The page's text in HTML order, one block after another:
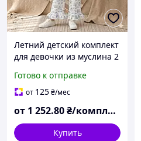
Летний детский комплект
для девочки из муслина 2
Готово к отправке
от 125₴/мес
от 1 252.80₴/комплект
Купить